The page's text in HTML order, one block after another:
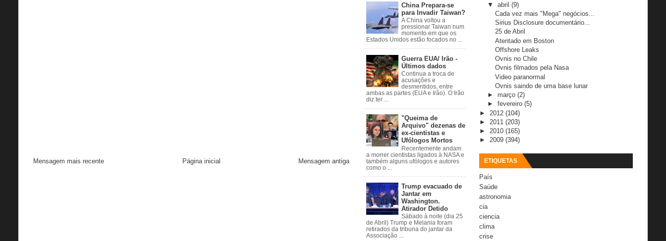
China Prepara-se
para Invadir Taiwan?
A China voltou a
pressionar Taiwan num
momento em que os
Estados Unidos estão focados no ...
Guerra EUA/ Irão -
Últimos dados
Continua a troca de
acusações e
desmentidos, entre
ambas as partes (EUA e Irão). O Irão
diz ter ...
"Queima de
Arquivo" dezenas de
ex-cientistas e
Ufólogos Mortos
Recentemente andam
a morrer cientistas ligados à NASA e
também alguns ufólogos e autores
como o ...
Trump evacuado de
Jantar em
Washington.
Atirador Detido
Sábado à noite (dia 25
de Abril) Trump e Melania foram
retirados da tribuna do jantar da
Associação ...
Mensagem mais recente Mensagem antiga
Página inicial
▼ abril (9)
Cada vez mais "Mega" negócios...
Sirius Disclosure documentário...
25 de Abril
Atentado em Boston
Offshore Leaks
Ovnis no Chile
Ovnis filmados pela Nasa
Video paranormal
Ovnis saindo de uma base lunar
► março (2)
► fevereiro (5)
► 2012 (104)
► 2011 (203)
► 2010 (165)
► 2009 (394)
ETIQUETAS
País
Saúde
astronomia
cia
ciencia
clima
crise